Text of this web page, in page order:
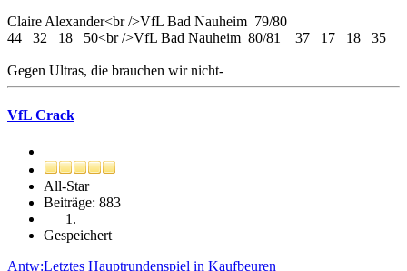
Claire Alexander<br />VfL Bad Nauheim 79/80
44 32 18 50<br />VfL Bad Nauheim 80/81 37 17 18 35
Gegen Ultras, die brauchen wir nicht-
VfL Crack
All-Star
Beiträge: 883
Gespeichert
Antw:Letztes Hauptrundenspiel in Kaufbeuren